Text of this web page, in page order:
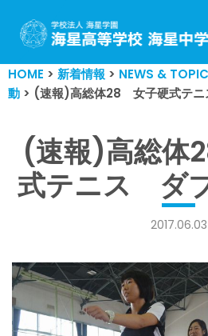
コ
ン
テ
ン
へ
ス
キ
ッ
HOME > 新着情報 > NEWS &
動 > (速報)高総体28 女子硬式テ
(速報)高総
式テニス ダ
2017.06.03